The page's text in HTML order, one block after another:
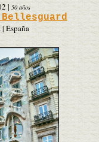
| 50 años
España